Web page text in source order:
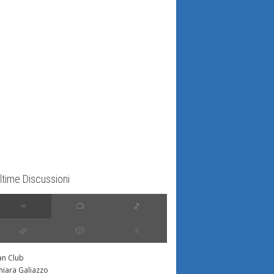
Discussioni
∞ 📺 🎵
🌿 🎲 ⭐️
Club
Galiazzo